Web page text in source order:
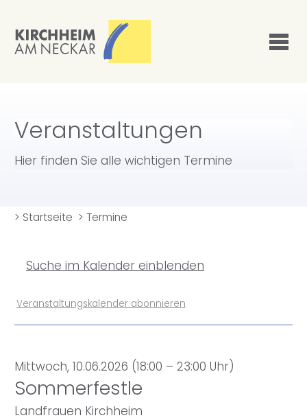
Veranstaltungen
Hier finden Sie alle wichtigen Termine
> Startseite > Termine
Suche im Kalender einblenden
Veranstaltungskalender abonnieren
Mittwoch, 10.06.2026 (18:00 – 23:00 Uhr)
Sommerfestle
Landfrauen Kirchheim